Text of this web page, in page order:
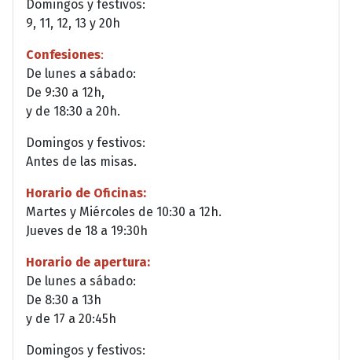
Domingos y festivos:
9, 11, 12, 13 y 20h
Confesiones:
De lunes a sábado:
De 9:30 a 12h,
y de 18:30 a 20h.
Domingos y festivos:
Antes de las misas.
Horario de Oficinas:
Martes y Miércoles de 10:30 a 12h.
Jueves de 18 a 19:30h
Horario de apertura:
De lunes a sábado:
De 8:30 a 13h
y de 17 a 20:45h
Domingos y festivos: